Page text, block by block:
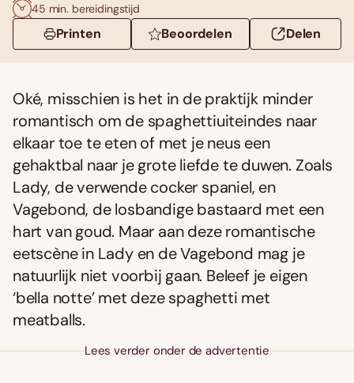
45 min. bereidingstijd
Printen Beoordelen Delen
Oké, misschien is het in de praktijk minder
romantisch om de spaghettiuiteindes naar
elkaar toe te eten of met je neus een
gehaktbal naar je grote liefde te duwen. Zoals
Lady, de verwende cocker spaniel, en
Vagebond, de losbandige bastaard met een
hart van goud. Maar aan deze romantische
eetscène in Lady en de Vagebond mag je
natuurlijk niet voorbij gaan. Beleef je eigen
‘bella notte’ met deze spaghetti met
meatballs.
Lees verder onder de advertentie